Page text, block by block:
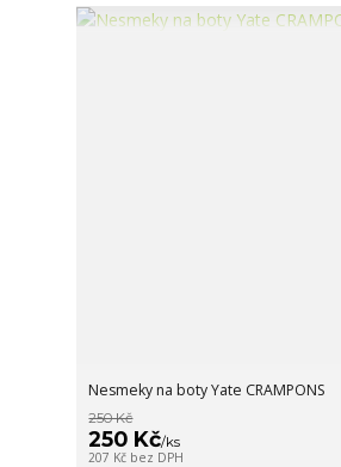
Nesmeky na boty Yate CRAMPONS
250 Kč
250 Kč/ks
207 Kč bez DPH